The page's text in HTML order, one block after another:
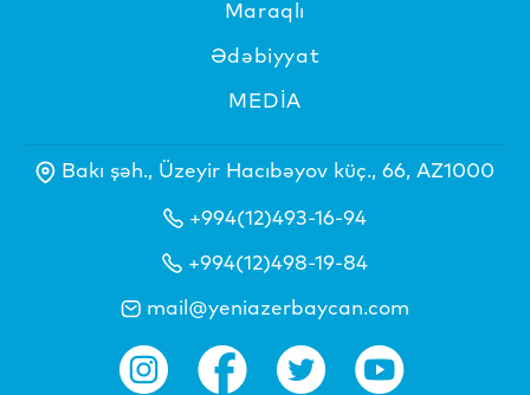
Maraqlı
Ədəbiyyat
MEDİA
Bakı şəh., Üzeyir Hacıbəyov küç., 66, AZ1000
+994(12)493-16-94
+994(12)498-19-84
mail@yeniazerbaycan.com